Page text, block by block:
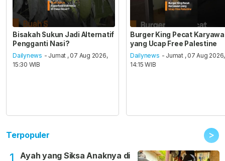
Bisakah Sukun Jadi Alternatif
Pengganti Nasi?
Dailynews - Jumat , 07 Aug 2026,
15:30 WIB
Burger King Pecat
yang Ucap Free Palestine
Dailynews - Jumat , 07 Aug 2026,
14:15 WIB
Terpopuler >
1
Ayah yang Siksa Anaknya di